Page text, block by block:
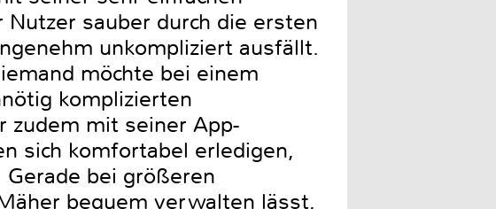
sauber durch die ersten
unkompliziert ausfällt.
möchte bei einem
komplizierten
zudem mit seiner App-
sich komfortabel erledigen,
bei größeren
bequem verwalten lässt,